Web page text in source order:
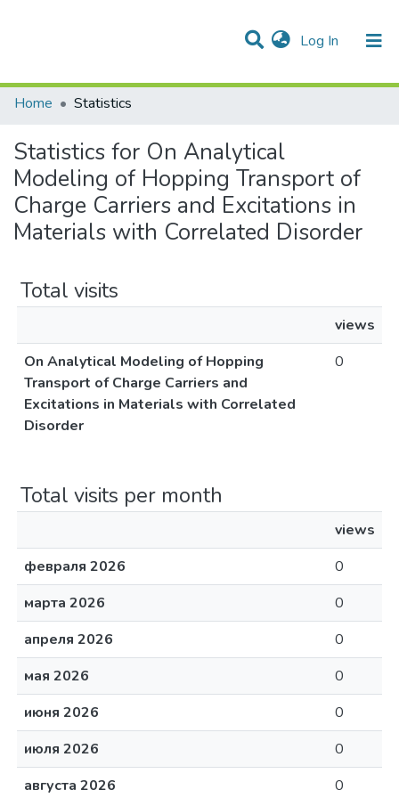
Log In (current)
Communities & Collections
All of DSpace
Home
Statistics
Statistics for On Analytical
Modeling of Hopping Transport of
Charge Carriers and Excitations in
Materials with Correlated Disorder
Total visits
views
On Analytical Modeling of Hopping
Transport of Charge Carriers and
Excitations in Materials with Correlated
Disorder
0
Total visits per month
views
февраля 2026
0
марта 2026
0
апреля 2026
0
мая 2026
0
июня 2026
0
июля 2026
0
августа 2026
0